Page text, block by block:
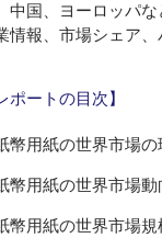
中国、ヨーロッパ
情報、市場シェア
ポートの目次】
幣用紙の世界市場の
幣用紙の世界市場動
幣用紙の世界市場規